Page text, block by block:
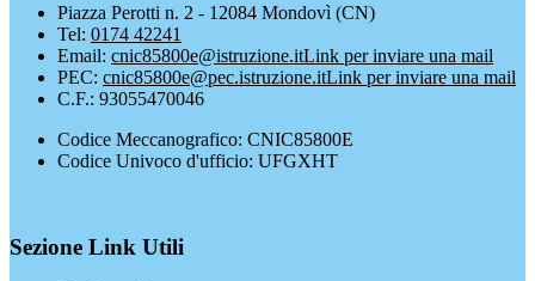
Piazza Perotti n. 2 - 12084 Mondovì (CN)
Tel: 0174 42241
Email: cnic85800e@istruzione.itLink per inviare una mail
PEC: cnic85800e@pec.istruzione.itLink per inviare una mail
C.F.: 93055470046
Codice Meccanografico: CNIC85800E
Codice Univoco d'ufficio: UFGXHT
Sezione Link Utili